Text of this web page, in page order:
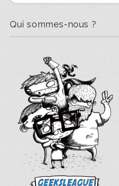
Qui sommes-nous ?